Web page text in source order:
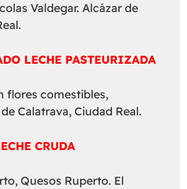
Valdegar. Alcázar de
LECHE PASTEURIZADA
flores comestibles,
Calatrava, Ciudad Real.
CRUDA
Quesos Ruperto. El